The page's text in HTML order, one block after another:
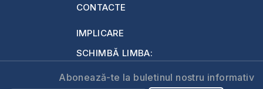
CONTACTE
IMPLICARE
SCHIMBĂ LIMBA:
Abonează-te la buletinul nostru informativ